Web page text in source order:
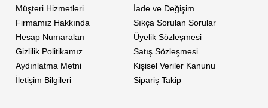
Müşteri Hizmetleri
Firmamız Hakkında
Hesap Numaraları
Gizlilik Politikamız
Aydınlatma Metni
İletişim Bilgileri
İade ve Değişim
Sıkça Sorulan Sorular
Üyelik Sözleşmesi
Satış Sözleşmesi
Kişisel Veriler Kanunu
Sipariş Takip